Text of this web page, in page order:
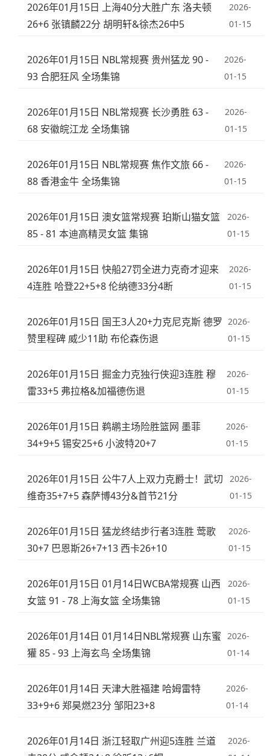
2026年01月15日 上海40分大胜广东 洛夫顿
26+6 张镇麟22分 胡明轩&徐杰26中5
2026-
01-15
2026年01月15日 NBL常规赛 贵州猛龙 90 -
93 合肥狂风 全场集锦
2026-
01-15
2026年01月15日 NBL常规赛 长沙勇胜 63 -
68 安徽皖江龙 全场集锦
2026-
01-15
2026年01月15日 NBL常规赛 焦作文旅 66 -
88 香港金牛 全场集锦
2026-
01-15
2026年01月15日 澳女篮常规赛 珀斯山猫女篮
85 - 81 本迪高精灵女篮 集锦
2026-
01-15
2026年01月15日 快船27罚全进力克奇才迎来
4连胜 哈登22+5+8 伦纳德33分4断
2026-
01-15
2026年01月15日 国王3人20+力克尼克斯 德罗
赞里程碑 威少11助 布伦森伤退
2026-
01-15
2026年01月15日 掘金力克独行侠迎3连胜 穆
雷33+5 弗拉格&加福德伤退
2026-
01-15
2026年01月15日 鹈鹕主场险胜篮网 墨菲
34+9+5 锡安25+6 小波特20+7
2026-
01-15
2026年01月15日 公牛7人上双力克爵士！武切
维奇35+7+5 森萨博43分&首节21分
2026-
01-15
2026年01月15日 猛龙终结步行者3连胜 莺歌
30+7 巴恩斯26+7+13 西卡26+10
2026-
01-15
2026年01月15日 01月14日WCBA常规赛 山西
女篮 91 - 78 上海女篮 全场集锦
2026-
01-15
2026年01月14日 01月14日NBL常规赛 山东蜜
獾 85 - 93 上海玄鸟 全场集锦
2026-
01-14
2026年01月14日 天津大胜福建 哈姆雷特
33+9+6 郑昊燃23分 邹阳23+8
2026-
01-14
2026年01月14日 浙江轻取广州迎5连胜 兰道
2026-